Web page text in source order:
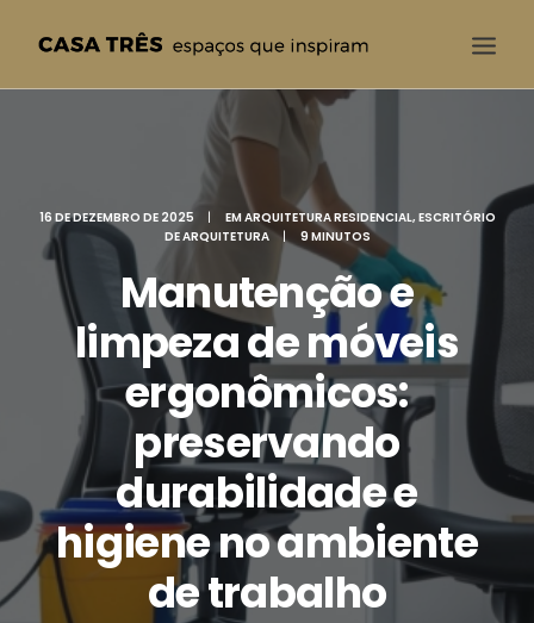
SOLUÇÕES
PROJETOS
BLOG
CONTATO
16 DE DEZEMBRO DE 2025 | EMARQUITETURA RESIDENCIAL, ESCRITÓRIO
DE ARQUITETURA
| 9 MINUTOS
Manutenção e
limpeza de móveis
ergonômicos:
preservando
durabilidade e
higiene no ambiente
de trabalho